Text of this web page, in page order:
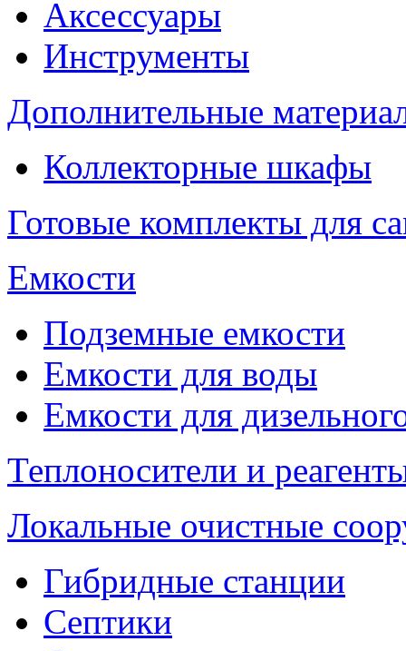
Аксессуары
Инструменты
Дополнительные
Коллекторные шкафы
Готовые комплекты для
Емкости
Подземные емкости
Емкости для воды
Емкости для
Теплоносители и
Локальные очистные
Гибридные станции
Септики